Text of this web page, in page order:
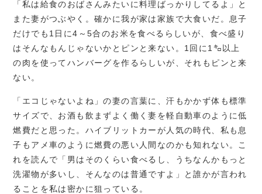
「私は給食のおばさんみたいに料理ばっかりしてるよ」と
また妻がつぶやく。確かに我が家は家族で大食いだ。息子
だけでも1日に4～5合のお米を食べるらしいが、食べ盛り
はそんなもんじゃないかとピンと来ない。1回に1㌔以上
の肉を使ってハンバーグを作るらしいが、それもピンと来
ない。
「エコじゃないよね」の妻の言葉に、汗もかかず体も標準
サイズで、お酒も飲まずよく働く妻を軽自動車のように低
燃費だと思った。ハイブリットカーが人気の時代、私も息
子もアメ車のように燃費の悪い人間なのかも知れない。こ
れを読んで「男はそのくらい食べるし、うちなんかもっと
洗濯物が多いし、そんなのは普通ですよ」と誰かが言われ
ることを私は密かに狙っている。